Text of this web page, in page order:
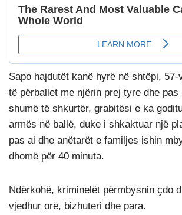
Sapo hajdutët kanë hyrë në shtëpi,
të përballet me njërin prej tyre dhe pas
shumë të shkurtër, grabitësi e ka
armës në ballë, duke i shkaktuar një
pas ai dhe anëtarët e familjes ishin
dhomë për 40 minuta.
Ndërkohë, kriminelët përmbysnin çdo
vjedhur orë, bizhuteri dhe para.